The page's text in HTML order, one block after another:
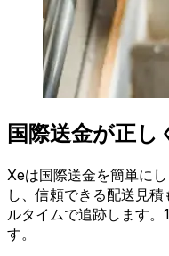
国際送金が正し
Xeは国際送金を簡単に
し、信頼できる配送見
ルタイムで追跡します
す。